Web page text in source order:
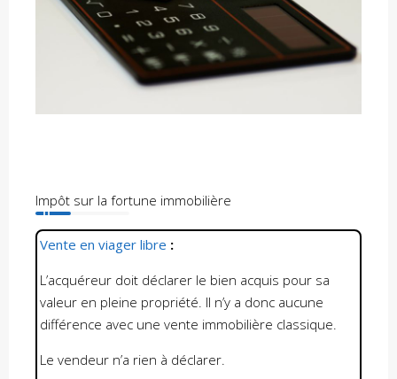
Impôt sur la fortune immobilière
Vente en viager libre :
L’acquéreur doit déclarer le bien acquis pour sa
valeur en pleine propriété. Il n’y a donc aucune
différence avec une vente immobilière classique.
Le vendeur n’a rien à déclarer.